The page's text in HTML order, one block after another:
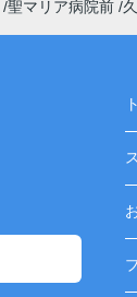
聖マリア病院前